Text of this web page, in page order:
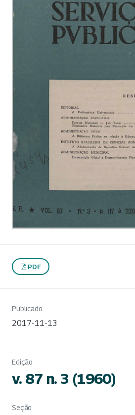
PDF
Publicado
2017-11-13
Edição
v. 87 n. 3 (1960)
Seção